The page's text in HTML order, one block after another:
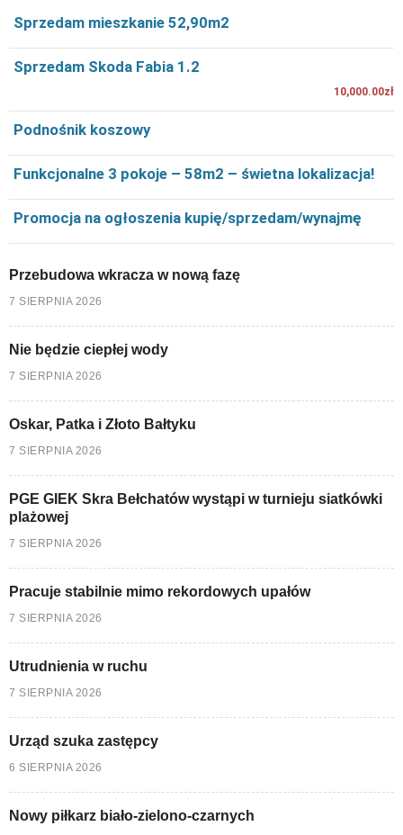
Sprzedam mieszkanie 52,90m2
Sprzedam Skoda Fabia 1.2
10,000.00zł
Podnośnik koszowy
Funkcjonalne 3 pokoje – 58m2 – świetna lokalizacja!
Promocja na ogłoszenia kupię/sprzedam/wynajmę
Przebudowa wkracza w nową fazę
7 SIERPNIA 2026
Nie będzie ciepłej wody
7 SIERPNIA 2026
Oskar, Patka i Złoto Bałtyku
7 SIERPNIA 2026
PGE GIEK Skra Bełchatów wystąpi w turnieju siatkówki
plażowej
7 SIERPNIA 2026
Pracuje stabilnie mimo rekordowych upałów
7 SIERPNIA 2026
Utrudnienia w ruchu
7 SIERPNIA 2026
Urząd szuka zastępcy
6 SIERPNIA 2026
Nowy piłkarz biało-zielono-czarnych